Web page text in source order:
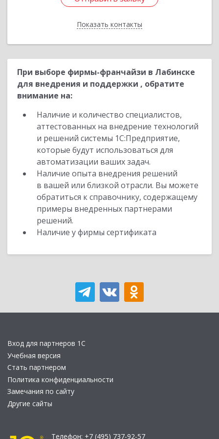
Показать контакты
Назад
При выборе фирмы-франчайзи в Лабинске
для внедрения и поддержки , обратите
внимание на:
Наличие и количество специалистов,
аттестованных на внедрение технологий
и решений системы 1С:Предприятие,
которые будут использоваться для
автоматизации ваших задач.
Наличие опыта внедрения решений
в вашей или близкой отрасли. Вы можете
обратиться к справочнику, содержащему
примеры внедренных партнерами
решений.
Наличие у фирмы сертификата
Вход для партнеров 1С
Учебная версия
Стать партнером
Политика конфиденциальности
Замечания по сайту
Другие сайты
Телефон: +7 (495) 737-92-57